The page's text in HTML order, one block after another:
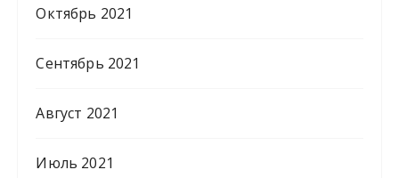
Октябрь 2021
Сентябрь 2021
Август 2021
Июль 2021